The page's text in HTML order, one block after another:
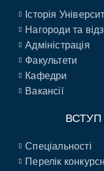
Історія
Нагороди та
Адміністрація
Факультети
Кафедри
Вакансії
Спеціальності
Перелік